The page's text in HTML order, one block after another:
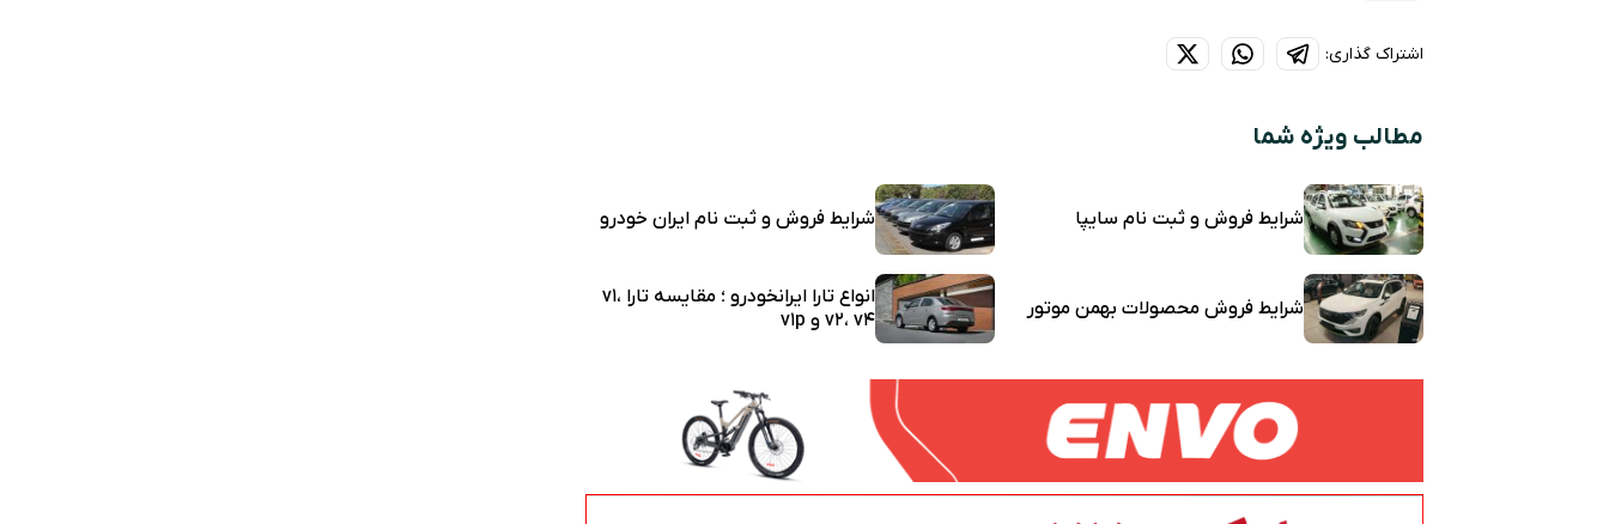
اشتراک گذاری:
مطالب ویژه شما
شرایط فروش و ثبت نام سایپا شرایط فروش و ثبت نام ایران خودرو
شرایط فروش محصولات بهمن موتور
انواع تارا ایرانخودرو ؛ مقایسه تارا v1،
v2، v4 و v1p